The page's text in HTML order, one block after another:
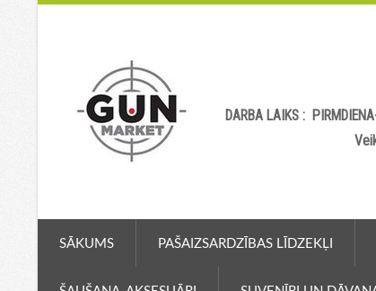
DARBA LAIKS :
SĀKUMS PAŠAIZSARDZĪBAS LĪDZEKĻI